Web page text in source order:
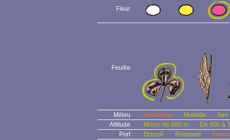
Fleur
Feuille
Milieu Aquatique Humide
Sec
Altitude
Moins de 600 m
De 600 à
Port
Dressé Rampant